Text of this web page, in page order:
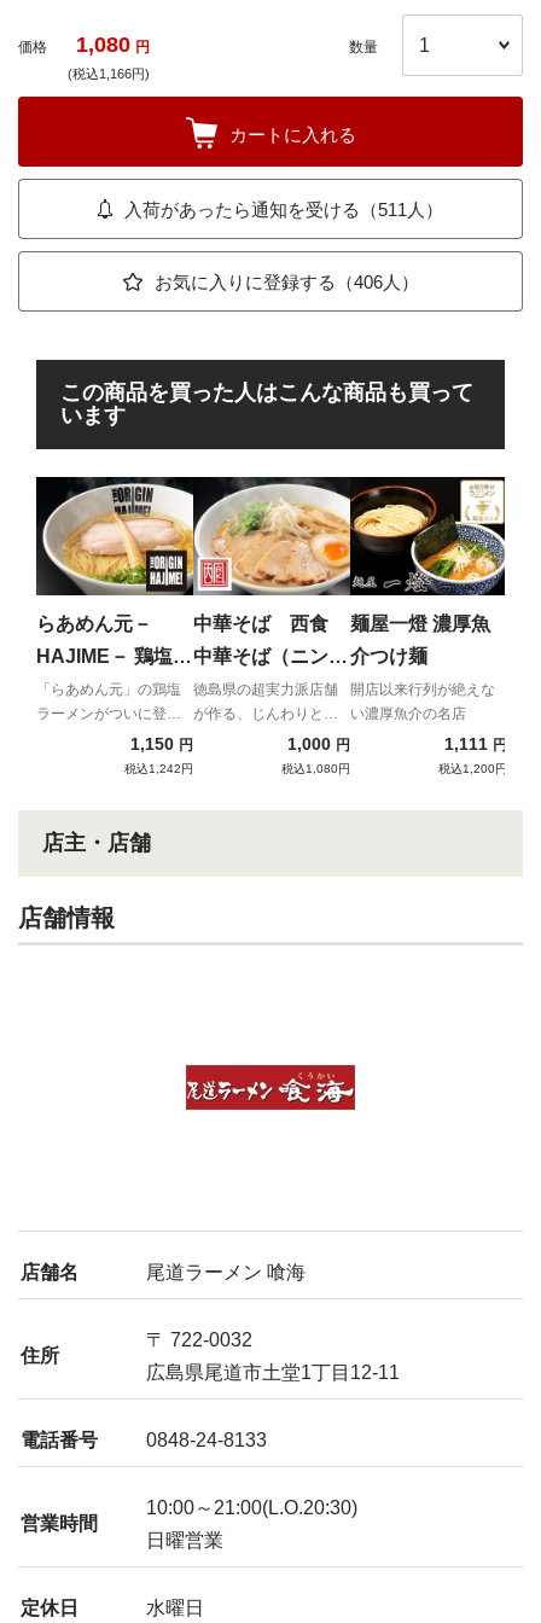
価格 1,080 円
(税込1,166円)
数量
カートに入れる
入荷があったら通知を受ける（511人）
お気に入りに登録する（406人）
この商品を買った人はこんな商品も買って
います
らあめん元－
HAJIME－ 鶏塩ら
あめん
「らあめん元」の鶏塩
ラーメンがついに登
1,150 円
税込1,242円
中華そば 西食
中華そば（ニンニ
ク味噌背脂付）
徳島県の超実力派店舗
が作る、じんわりと優
しい豚骨醤油ラーメ
1,000 円
税込1,080円
麺屋一燈 濃厚魚
介つけ麺
開店以来行列が絶えな
い濃厚魚介の名店
1,111 円
税込1,200円
店主・店舗
店舗情報
店舗名 尾道ラーメン 喰海
住所
〒 722-0032
広島県尾道市土堂1丁目12-11
電話番号 0848-24-8133
営業時間
10:00～21:00(L.O.20:30)
日曜営業
定休日 水曜日